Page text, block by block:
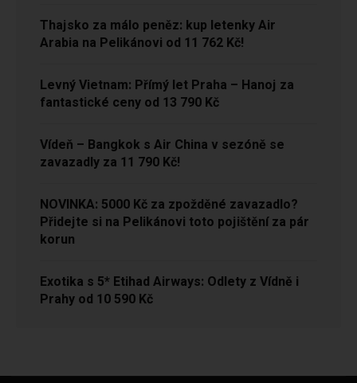
Thajsko za málo peněz: kup letenky Air
Arabia na Pelikánovi od 11 762 Kč!
Levný Vietnam: Přímý let Praha – Hanoj za
fantastické ceny od 13 790 Kč
Vídeň – Bangkok s Air China v sezóně se
zavazadly za 11 790 Kč!
NOVINKA: 5000 Kč za zpožděné zavazadlo?
Přidejte si na Pelikánovi toto pojištění za pár
korun
Exotika s 5* Etihad Airways: Odlety z Vídně i
Prahy od 10 590 Kč